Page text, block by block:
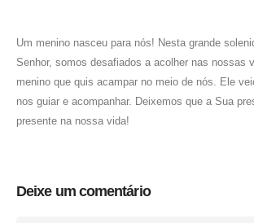
Um menino nasceu para nós! Nesta grande
Senhor, somos desafiados a acolher nas nossas
menino que quis acampar no meio de nós. Ele
nos guiar e acompanhar. Deixemos que a Sua
presente na nossa vida!
Deixe um comentário